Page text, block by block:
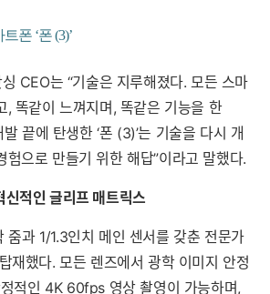
폰 ‘폰 (3)’
CEO는 “기술은 지루해졌다. 모든 스마
, 똑같이 느껴지며, 똑같은 기능을 한
끝에 탄생한 ‘폰 (3)’는 기술을 다시 개
험으로 만들기 위한 해답”이라고 말했다.
적인 글리프 매트릭스
줌과 1/1.3인치 메인 센서를 갖춘 전문가
재했다. 모든 렌즈에서 광학 이미지 안정
적인 4K 60fps 영상 촬영이 가능하며,